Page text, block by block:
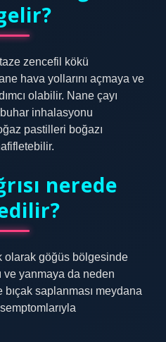
zencefil kökü
hava yollarını açmaya ve
olabilir. Nane çayı
inhalasyonu
pastilleri boğazı
nerede
olarak göğüs bölgesinde
ve yanmaya da neden
saplanması meydana